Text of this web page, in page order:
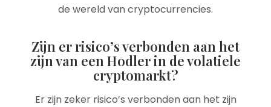
de wereld van cryptocurrencies.
Zijn er risico’s verbonden aan het
zijn van een Hodler in de volatiele
cryptomarkt?
Er zijn zeker risico’s verbonden aan het zijn